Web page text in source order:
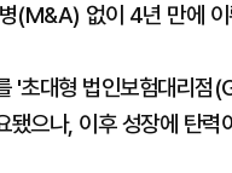
(M&A) 없이 4년 만에
대형 법인보험대리점
됐으나, 이후 성장에